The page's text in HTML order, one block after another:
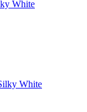
White
White